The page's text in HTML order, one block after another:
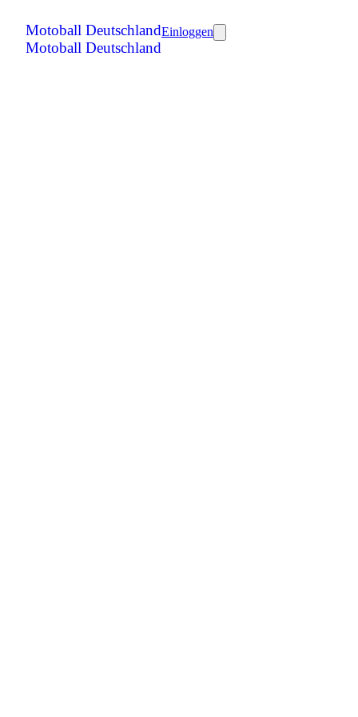
Motoball Deutschland
Motoball Deutschland
Einloggen